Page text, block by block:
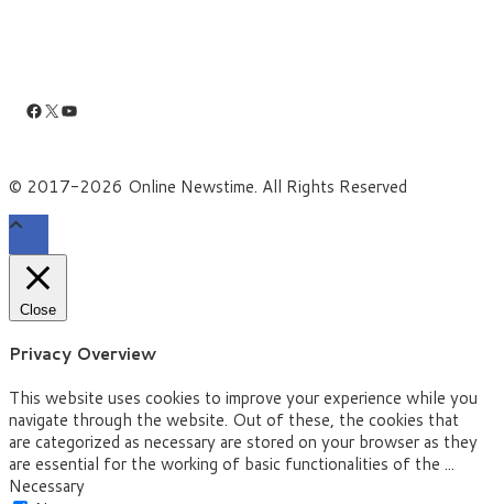
Facebook
X YouTube
© 2017-2026 Online Newstime. All Rights Reserved
Close
Privacy Overview
This website uses cookies to improve your experience while you
navigate through the website. Out of these, the cookies that
are categorized as necessary are stored on your browser as they
are essential for the working of basic functionalities of the ...
Necessary